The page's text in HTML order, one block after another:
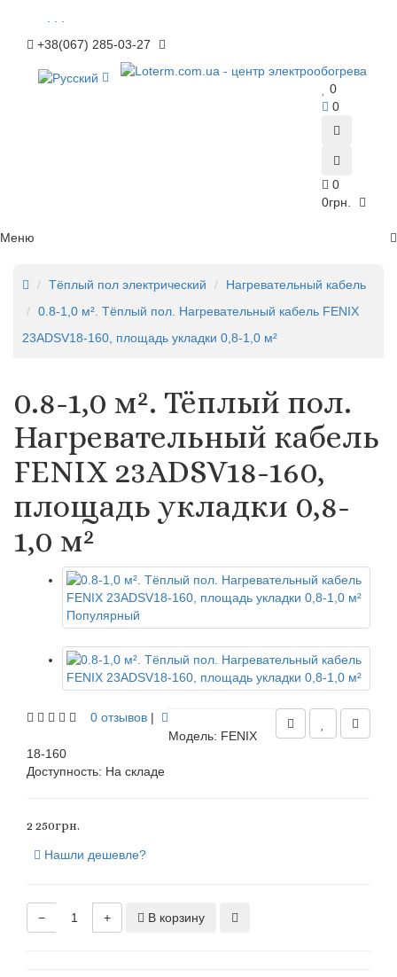
+38(067) 285-03-27
0
0
0
0грн.
Меню
Тёплый пол электрический
Нагревательный кабель
0.8-1,0 м². Тёплый пол. Нагревательный кабель FENIX
23ADSV18-160, площадь укладки 0,8-1,0 м²
0.8-1,0 м². Тёплый пол.
Нагревательный кабель
FENIX 23ADSV18-160,
площадь укладки 0,8-
1,0 м²
Популярный
0 отзывов |
Модель: FENIX
18-160
Доступность: На складе
2 250грн.
Нашли дешевле?
− + В корзину